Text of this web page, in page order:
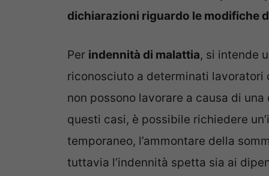
dichiarazioni riguardo le modifiche
Per indennità di malattia, si intende
riconosciuto a determinati lavoratori
non possono lavorare a causa di
questi casi, è possibile richiedere
temporaneo, l’ammontare della
tuttavia l’indennità spetta sia ai